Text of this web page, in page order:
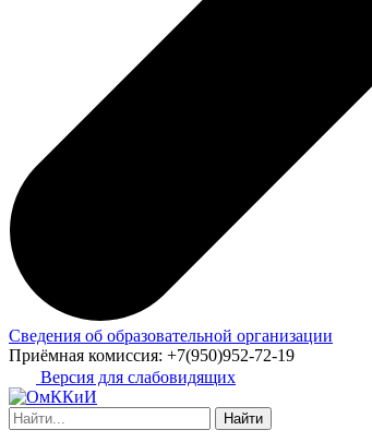
Сведения об образовательной организации
Приёмная комиссия: +7(950)952-72-19
Версия для слабовидящих
Найти: